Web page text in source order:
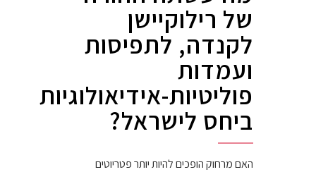
של רילוקיישן
לקנדה, לתפיסות
ועמדות
פוליטיות-אידיאולוגיות
ביחס לישראל?
האם מרחוק הופכים להיות יותר פטריוטים